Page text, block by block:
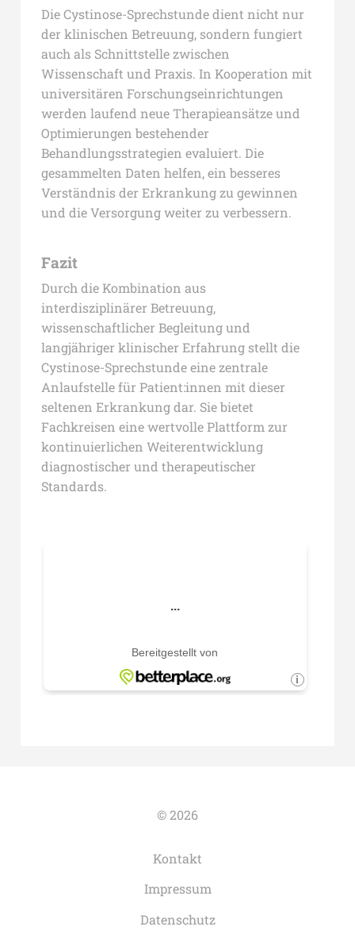
Die Cystinose-Sprechstunde dient nicht nur
der klinischen Betreuung, sondern fungiert
auch als Schnittstelle zwischen
Wissenschaft und Praxis. In Kooperation mit
universitären Forschungseinrichtungen
werden laufend neue Therapieansätze und
Optimierungen bestehender
Behandlungsstrategien evaluiert. Die
gesammelten Daten helfen, ein besseres
Verständnis der Erkrankung zu gewinnen
und die Versorgung weiter zu verbessern.
Fazit
Durch die Kombination aus
interdisziplinärer Betreuung,
wissenschaftlicher Begleitung und
langjähriger klinischer Erfahrung stellt die
Cystinose-Sprechstunde eine zentrale
Anlaufstelle für Patient:innen mit dieser
seltenen Erkrankung dar. Sie bietet
Fachkreisen eine wertvolle Plattform zur
kontinuierlichen Weiterentwicklung
diagnostischer und therapeutischer
Standards.
© 2026
Kontakt
Impressum
Datenschutz